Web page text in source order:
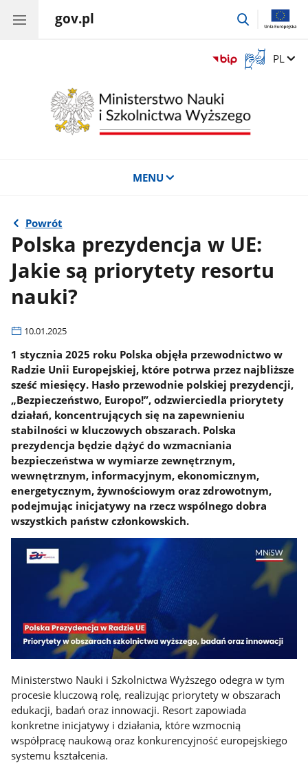
gov.pl
przejdź
Otwórz
okno
języka
migowego
Zmień
PL
MENU
Powrót
Polska prezydencja w UE:
Jakie są priorytety resortu
nauki?
10.01.2025
1 stycznia 2025 roku Polska objęła przewodnictwo w
Radzie Unii Europejskiej, które potrwa przez najbliższe
sześć miesięcy. Hasło przewodnie polskiej prezydencji,
„Bezpieczeństwo, Europo!”, odzwierciedla priorytety
działań, koncentrujących się na zapewnieniu
stabilności w kluczowych obszarach. Polska
prezydencja będzie dążyć do wzmacniania
bezpieczeństwa w wymiarze zewnętrznym,
wewnętrznym, informacyjnym, ekonomicznym,
energetycznym, żywnościowym oraz zdrowotnym,
podejmując inicjatywy na rzecz wspólnego dobra
wszystkich państw członkowskich.
Ministerstwo Nauki i Szkolnictwa Wyższego odegra w tym
procesie kluczową rolę, realizując priorytety w obszarach
edukacji, badań oraz innowacji. Resort zapowiada
konkretne inicjatywy i działania, które wzmocnią
współpracę naukową oraz konkurencyjność europejskiego
systemu kształcenia.